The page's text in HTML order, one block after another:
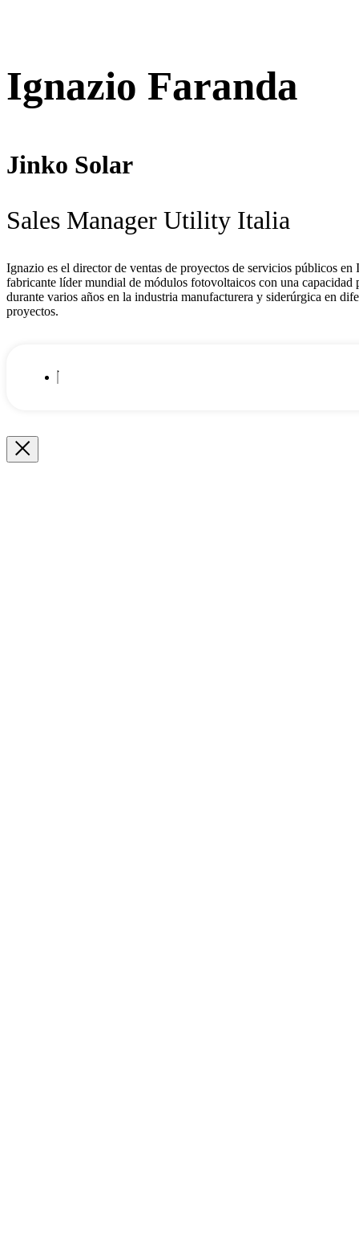
Ignazio Faranda
Jinko Solar
Sales Manager Utility Italia
Ignazio es el director de ventas de proyectos de servicios públicos
fabricante líder mundial de módulos fotovoltaicos con una
durante varios años en la industria manufacturera y siderúrgica en
proyectos.